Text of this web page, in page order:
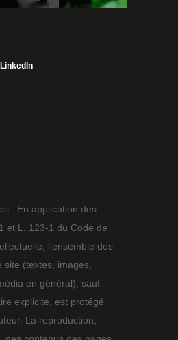
LinkedIn
: En application des
et L. 123-1 du Code de
l’ensemble des
site (textes, images,
en général), sauf
explicite, est protégé
La reproduction,